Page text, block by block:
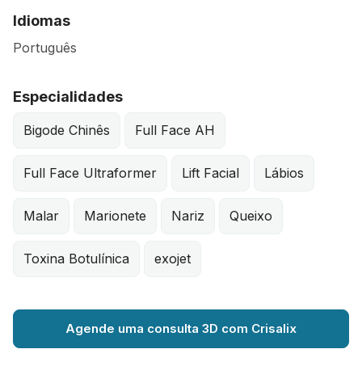
Idiomas
Português
Especialidades
Bigode Chinês Full Face AH
Full Face Ultraformer Lift Facial Lábios
Malar Marionete Nariz Queixo
Toxina Botulínica exojet
Agende uma consulta 3D com Crisalix